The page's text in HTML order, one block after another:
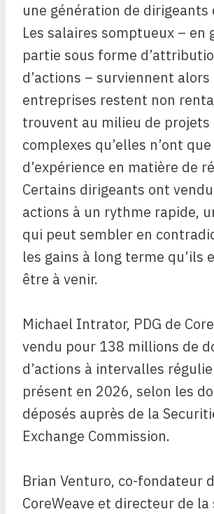
une génération de dirigeants
Les salaires somptueux – en
partie sous forme
d’actions – surviennent
entreprises restent non
trouvent au milieu de projets
complexes qu’elles n’ont
d’expérience en matière de
Certains dirigeants ont
actions à un rythme rapide,
qui peut sembler en
les gains à long terme qu’ils
être à venir.
Michael Intrator, PDG de
vendu pour 138 millions de
d’actions à intervalles
présent en 2026, selon les
déposés auprès de la
Exchange Commission.
Brian Venturo, co-fondateur
CoreWeave et directeur de